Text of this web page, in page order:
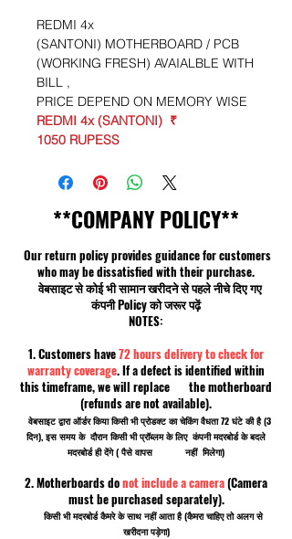
REDMI 4x
(SANTONI) MOTHERBOARD / PCB
(WORKING FRESH) AVAIALBLE WITH
BILL ,
PRICE DEPEND ON MEMORY WISE
REDMI 4x (SANTONI) ₹
1050 RUPESS
**COMPANY POLICY**
Our return policy provides guidance for customers
who may be dissatisfied with their purchase.
वेबसाइट से कोई भी सामान खरीदने से पहले नीचे दिए गए
कंपनी Policy को जरूर पढ़ें
NOTES:
1. Customers have72 hours delivery to check for
warranty coverage. If a defect is identified within
this timeframe, we will replace the motherboard
(refunds are not available).
वेबसाइट द्वारा ऑर्डर किया किसी भी प्रोडक्ट का चेकिंग वैधता 72 घंटे की है (3
दिन), इस समय के दौरान किसी भी प्रॉब्लम के लिए कंपनी मदरबोर्ड के बदले
मदरबोर्ड ही देंगे ( पैसे वापस नहीं मिलेगा)
2. Motherboards donot include a camera(Camera
must be purchased separately).
किसी भी मदरबोर्ड कैमरे के साथ नहीं आता है (कैमरा चाहिए तो अलग से
खरीदना पड़ेगा)